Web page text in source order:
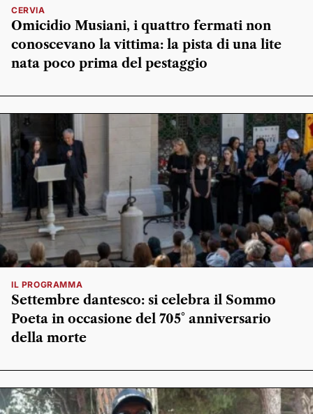
CERVIA
Omicidio Musiani, i quattro fermati non
conoscevano la vittima: la pista di una lite
nata poco prima del pestaggio
IL PROGRAMMA
Settembre dantesco: si celebra il Sommo
Poeta in occasione del 705° anniversario
della morte